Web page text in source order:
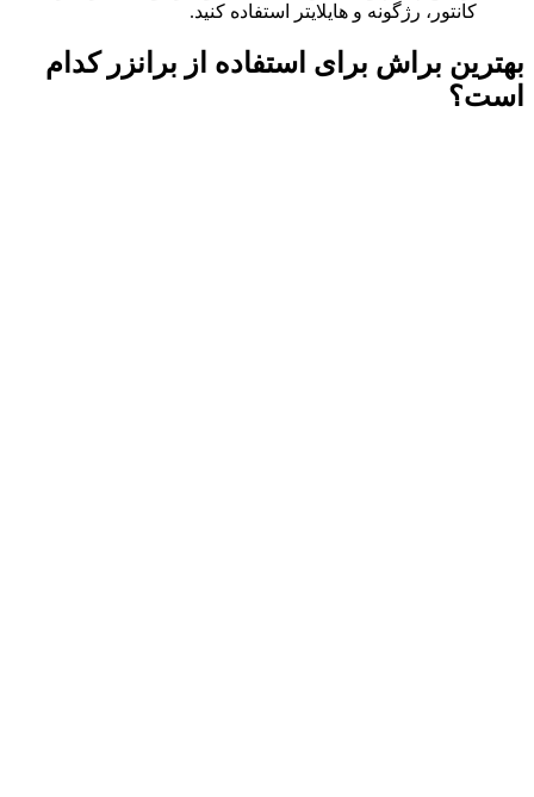
کانتور، رژگونه و هایلایتر استفاده کنید.
بهترین براش برای استفاده از برانزر کدام
است؟